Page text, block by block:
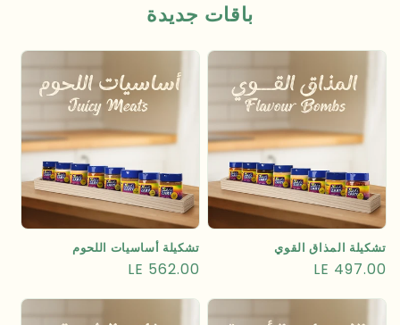
باقات جديدة
تشكيلة المذاق القوي
السعر
LE 497.00
تشكيلة أساسيات اللحوم
السعر
LE 562.00